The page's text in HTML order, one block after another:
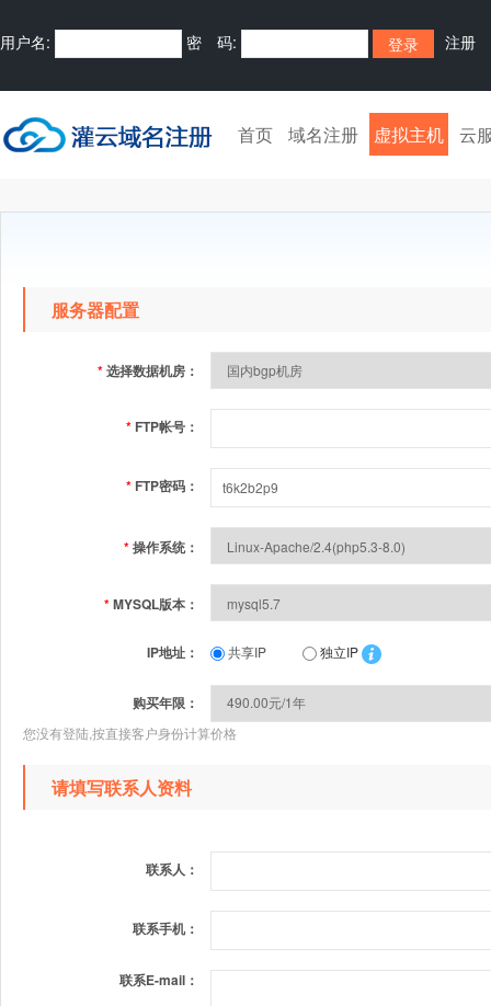
用户名: 密 码: 注册
首页 域名注册 虚拟主机 云
服务器配置
*选择数据机房：
* FTP帐号：
* FTP密码：
*操作系统：
*MYSQL版本：
IP地址： 共享IP 独立IP
购买年限：
您没有登陆,按直接客户身份计算价格
请填写联系人资料
联系人：
联系手机：
联系E-mail：